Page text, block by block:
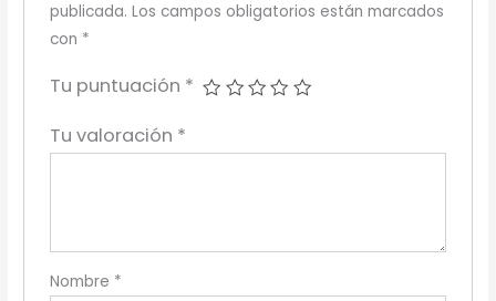
publicada. Los campos obligatorios están marcados
con *
Tu puntuación *
Tu valoración *
Nombre *